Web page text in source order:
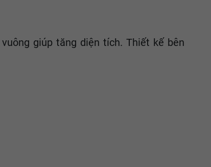
giúp tăng diện tích. Thiết kế bên